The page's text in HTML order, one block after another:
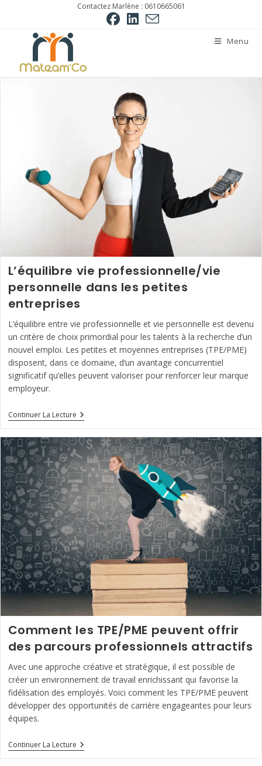
Contactez Marlène : 0610665061
Menu
L’équilibre vie professionnelle/vie
personnelle dans les petites
entreprises
L’équilibre entre vie professionnelle et vie personnelle est devenu
un critère de choix primordial pour les talents à la recherche d’un
nouvel emploi. Les petites et moyennes entreprises (TPE/PME)
disposent, dans ce domaine, d’un avantage concurrentiel
significatif qu’elles peuvent valoriser pour renforcer leur marque
employeur.
Continuer La LectureL’équilibre
Vie
Personnelle
Dans
Les
Petites
Entreprises
Comment les TPE/PME peuvent offrir
des parcours professionnels attractifs
Avec une approche créative et stratégique, il est possible de
créer un environnement de travail enrichissant qui favorise la
fidélisation des employés. Voici comment les TPE/PME peuvent
développer des opportunités de carrière engageantes pour leurs
équipes.
Continuer La LectureComment
Les